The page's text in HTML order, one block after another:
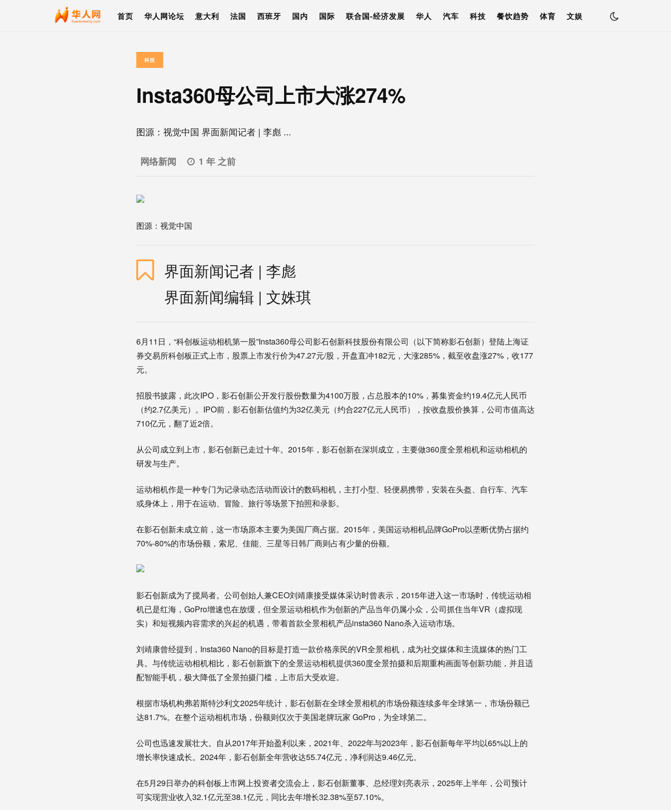
首页 华人网论坛 意大利 法国 西班牙 国内 国际 联合国-经济发展 华人 汽车 科技 餐饮趋势 体育 文娱
科技
Insta360母公司上市大涨274%
图源：视觉中国 界面新闻记者 | 李彪 ...
网络新闻 1 年 之前
图源：视觉中国
界面新闻记者 | 李彪
界面新闻编辑 | 文姝琪
6月11日，“科创板运动相机第一股”Insta360母公司影石创新科技股份有限公司（以下简称影石创新）登陆上海证
券交易所科创板正式上市，股票上市发行价为47.27元/股，开盘直冲182元，大涨285%，截至收盘涨27%，收177
元。
招股书披露，此次IPO，影石创新公开发行股份数量为4100万股，占总股本的10%，募集资金约19.4亿元人民币
（约2.7亿美元）。IPO前，影石创新估值约为32亿美元（约合227亿元人民币），按收盘股价换算，公司市值高达
710亿元，翻了近2倍。
从公司成立到上市，影石创新已走过十年。2015年，影石创新在深圳成立，主要做360度全景相机和运动相机的
研发与生产。
运动相机作是一种专门为记录动态活动而设计的数码相机，主打小型、轻便易携带，安装在头盔、自行车、汽车
或身体上，用于在运动、冒险、旅行等场景下拍照和录影。
在影石创新未成立前，这一市场原本主要为美国厂商占据。2015年，美国运动相机品牌GoPro以垄断优势占据约
70%-80%的市场份额，索尼、佳能、三星等日韩厂商则占有少量的份额。
影石创新成为了搅局者。公司创始人兼CEO刘靖康接受媒体采访时曾表示，2015年进入这一市场时，传统运动相
机已是红海，GoPro增速也在放缓，但全景运动相机作为创新的产品当年仍属小众，公司抓住当年VR（虚拟现
实）和短视频内容需求的兴起的机遇，带着首款全景相机产品insta360 Nano杀入运动市场。
刘靖康曾经提到，Insta360 Nano的目标是打造一款价格亲民的VR全景相机，成为社交媒体和主流媒体的热门工
具。与传统运动相机相比，影石创新旗下的全景运动相机提供360度全景拍摄和后期重构画面等创新功能，并且适
配智能手机，极大降低了全景拍摄门槛，上市后大受欢迎。
根据市场机构弗若斯特沙利文2025年统计，影石创新在全球全景相机的市场份额连续多年全球第一，市场份额已
达81.7%。在整个运动相机市场，份额则仅次于美国老牌玩家 GoPro，为全球第二。
公司也迅速发展壮大。自从2017年开始盈利以来，2021年、2022年与2023年，影石创新每年平均以65%以上的
增长率快速成长。2024年，影石创新全年营收达55.74亿元，净利润达9.46亿元。
在5月29日举办的科创板上市网上投资者交流会上，影石创新董事、总经理刘亮表示，2025年上半年，公司预计
可实现营业收入32.1亿元至38.1亿元，同比去年增长32.38%至57.10%。